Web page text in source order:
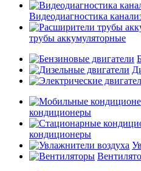
Видеодиагностика
трубы аккумуляторные
кондиционеры
кондиционеры